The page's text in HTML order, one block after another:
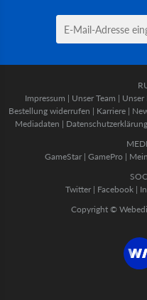
Impressum | Unser Team |
Bestellung widerrufen | Karriere |
Mediadaten | Datenschutzerklärung
GameStar| GamePro |
Twitter | Facebook |
Copyright ©